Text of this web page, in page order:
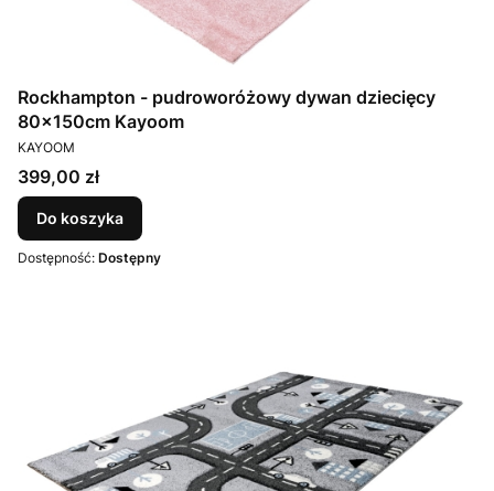
Rockhampton - pudroworóżowy dywan dziecięcy
80x150cm Kayoom
PRODUCENT
KAYOOM
Cena
399,00 zł
Do koszyka
Dostępność: Dostępny